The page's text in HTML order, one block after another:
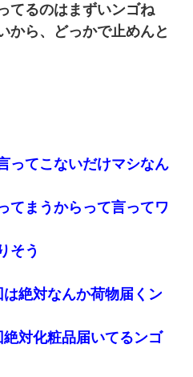
てるのはまずいンゴね
から、どっかで止めんと
ってこないだけマシなん
てまうからって言ってワ
そう
絶対なんか荷物届くン
対化粧品届いてるンゴ